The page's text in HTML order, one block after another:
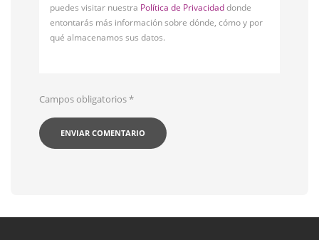
puedes visitar nuestra Política de Privacidaddonde
entontarás más información sobre dónde, cómo y por
qué almacenamos sus datos.
Campos obligatorios*